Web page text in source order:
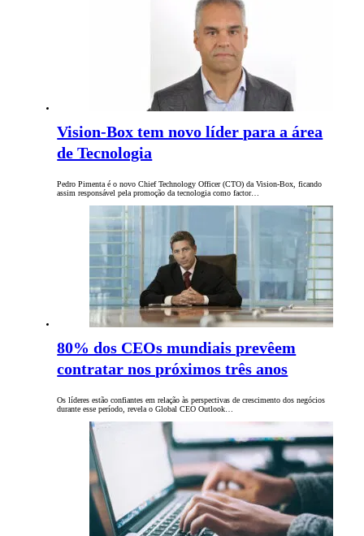
Vision-Box tem novo líder para a área
de Tecnologia
Pedro Pimenta é o novo Chief Technology Officer (CTO) da Vision-Box, ficando
assim responsável pela promoção da tecnologia como factor…
80% dos CEOs mundiais prevêem
contratar nos próximos três anos
Os líderes estão confiantes em relação às perspectivas de crescimento dos negócios
durante esse período, revela o Global CEO Outlook…